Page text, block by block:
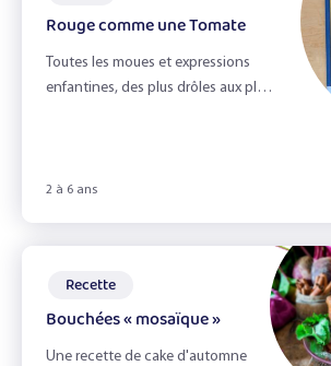
Le jardin
Le miel et l'odorat
Les émotions
Les épices
Les fruits du verger
Rouge comme une Tomate
Toutes les moues et expressions
enfantines, des plus drôles aux plus
2 à 6 ans
Recette
Bouchées « mosaïque »
Une recette de cake d'automne